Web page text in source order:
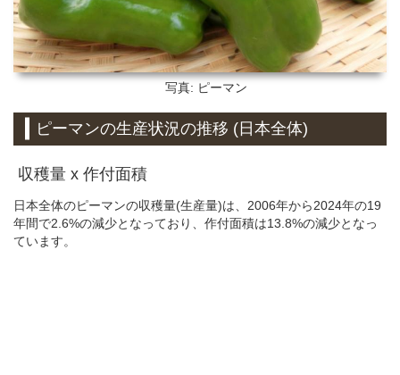
写真: ピーマン
ピーマンの生産状況の推移 (日本全体)
収穫量 x 作付面積
日本全体のピーマンの収穫量(生産量)は、2006年から2024年の19
年間で2.6%の減少となっており、作付面積は13.8%の減少となっ
ています。